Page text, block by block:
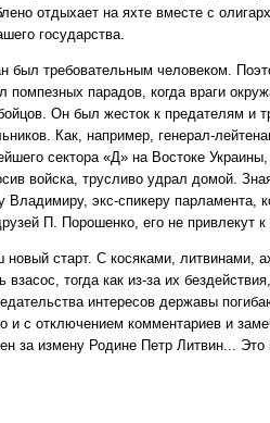
отдыхает на яхте вместе с
государства.
был требовательным человеком.
помпезных парадов, когда враги
Он был жесток к предателям и
Как, например, генерал-
сектора «Д» на Востоке
войска, трусливо удрал домой.
Владимиру, экс-спикеру парламента,
П. Порошенко, его не привлекут к
старт. С косяками, литвинами,
взасос, тогда как из-за их
интересов державы
и с отключением комментариев и
за измену Родине Петр Литвин...